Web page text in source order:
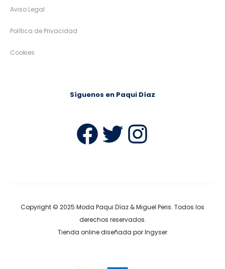
Aviso Legal
Política de Privacidad
Cookies
Síguenos en Paqui Díaz
Facebook
Twitter
Copyright © 2025 Moda Paqui Díaz & Miguel Peris. Todos los
derechos reservados.
Tienda online diseñada por Ingyser